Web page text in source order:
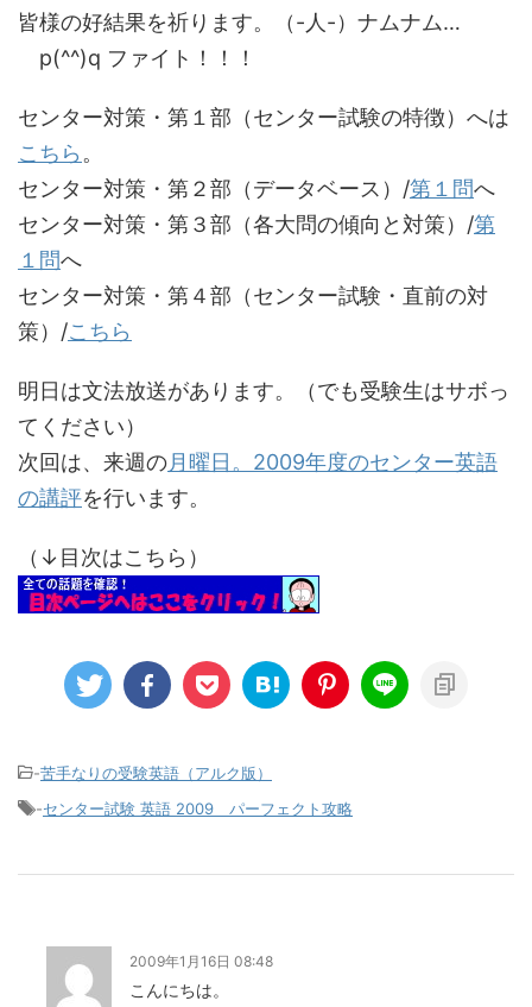
皆様の好結果を祈ります。（-人-）ナムナム…
p(^^)q ファイト！！！
センター対策・第１部（センター試験の特徴）へは
こちら 。
センター対策・第２部（データベース）/第１問へ
センター対策・第３部（各大問の傾向と対策）/第
１問へ
センター対策・第４部（センター試験・直前の対
策）/こちら
明日は文法放送があります。（でも受験生はサボっ
てください）
次回は、来週の月曜日。2009年度のセンター英語
の講評を行います。
（↓目次はこちら）
-苦手なりの受験英語（アルク版）
-センター試験 英語 2009 パーフェクト攻略
2009年1月16日 08:48
こんにちは。